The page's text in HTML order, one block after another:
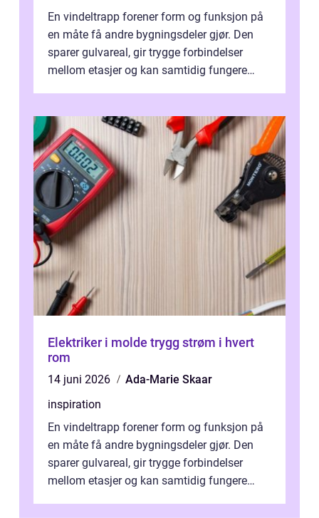
En vindeltrapp forener form og funksjon på
en måte få andre bygningsdeler gjør. Den
sparer gulvareal, gir trygge forbindelser
mellom etasjer og kan samtidig fungere
Elektriker i molde trygg strøm i hvert
rom
14 juni 2026
Ada-Marie Skaar
inspiration
En vindeltrapp forener form og funksjon på
en måte få andre bygningsdeler gjør. Den
sparer gulvareal, gir trygge forbindelser
mellom etasjer og kan samtidig fungere